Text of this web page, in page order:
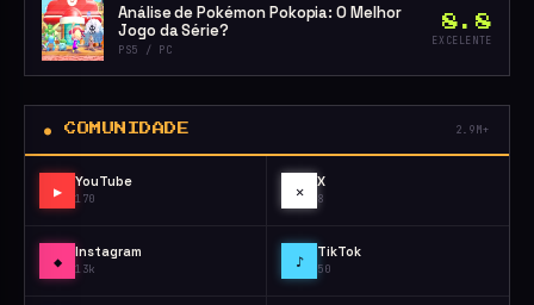
Análise de Pokémon Pokopia: O Melhor
Jogo da Série?
PS5 / PC
8.8
EXCELENTE
● COMUNIDADE 2.9M+
▶ YouTube
170
✕ X
8
◆ Instagram
13k
♪ TikTok
50